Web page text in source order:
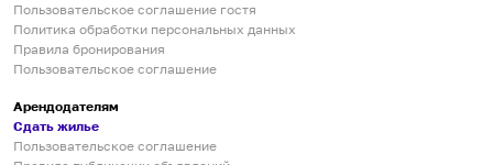
Пользовательское соглашение гостя
Политика обработки персональных данных
Правила бронирования
Пользовательское соглашение
Арендодателям
Сдать жилье
Пользовательское соглашение